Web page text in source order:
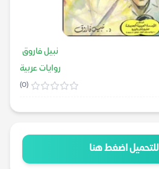
نبيل فاروق
روايات عربية
(0)
للتحميل اضغط هنا